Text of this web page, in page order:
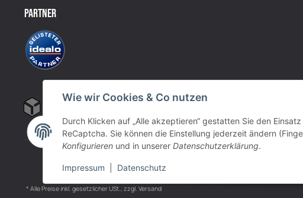
PARTNER
* Alle Preise inkl. gesetzlicher USt., zzgl. Versand
Wie wir Cookies & Co nutzen
Durch Klicken auf „Alle akzeptieren“ gestatten Sie den
ReCaptcha. Sie können die Einstellung jederzeit ändern
Konfigurieren und in unserer Datenschutzerklärung.
Impressum Datenschutz